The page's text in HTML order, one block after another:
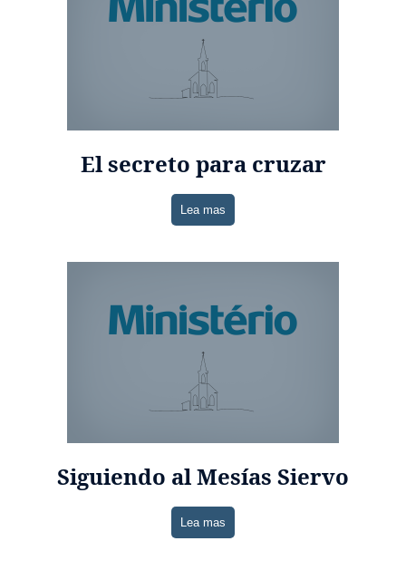
El secreto para cruzar
Lea mas
Siguiendo al Mesías Siervo
Lea mas